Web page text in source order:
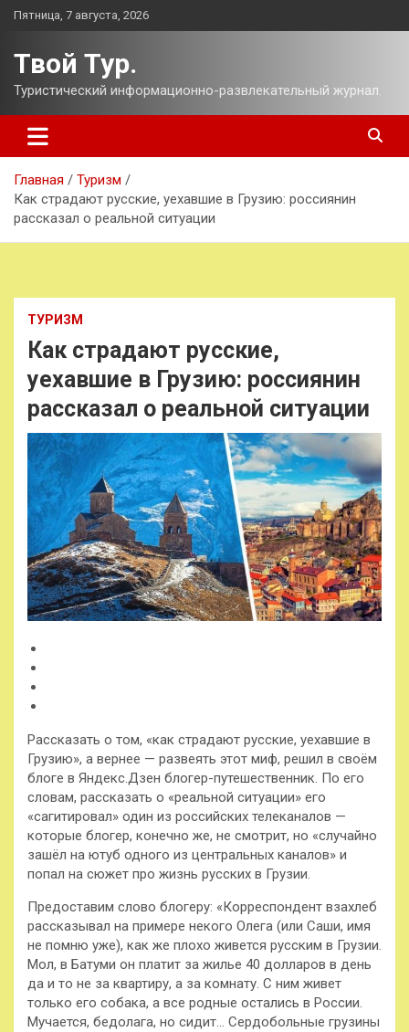
Перейти
Пятница, 7 августа, 2026
Твой Тур.
Туристический информационно-развлекательный журнал.
Главная
Туризм
Как страдают русские, уехавшие в Грузию: россиянин
рассказал о реальной ситуации
ТУРИЗМ
Как страдают русские,
уехавшие в Грузию: россиянин
рассказал о реальной ситуации
Рассказать о том, «как страдают русские, уехавшие в
Грузию», а вернее — развеять этот миф, решил в своём
блоге в Яндекс.Дзен блогер-путешественник. По его
словам, рассказать о «реальной ситуации» его
«сагитировал» один из российских телеканалов —
которые блогер, конечно же, не смотрит, но «случайно
зашёл на ютуб одного из центральных каналов» и
попал на сюжет про жизнь русских в Грузии.
Предоставим слово блогеру: «Корреспондент взахлеб
рассказывал на примере некого Олега (или Саши, имя
не помню уже), как же плохо живется русским в Грузии.
Мол, в Батуми он платит за жилье 40 долларов в день
да и то не за квартиру, а за комнату. С ним живет
только его собака, а все родные остались в России.
Мучается, бедолага, но сидит… Сердобольные грузины